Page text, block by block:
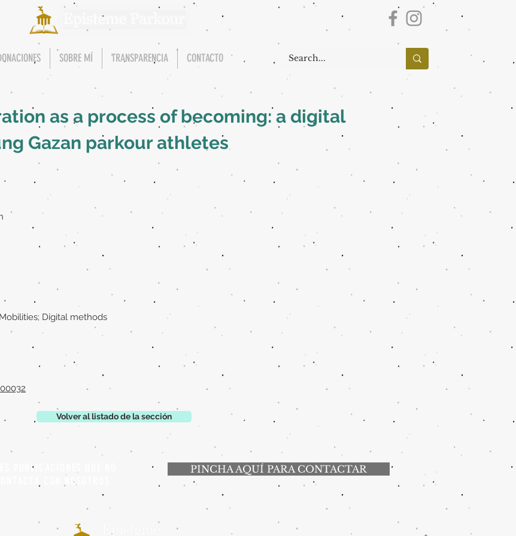
SOBRE MÍ TRANSPARENCIA CONTACTO
as a process of becoming: a digital
Gazan parkour athletes
Digital methods
Volver al listado de la sección
PUBLICACIONES QUE NO
CON NOSOTROS
PINCHA AQUÍ PARA CONTACTAR